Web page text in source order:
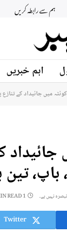
ہم سے رابطہ کریں
اہم خبریں
کوئٹہ میں جائیداد کے تنازع پر فائرنگ، ایک ہی
نہیں ہے۔ 1 MIN READ
Twitter